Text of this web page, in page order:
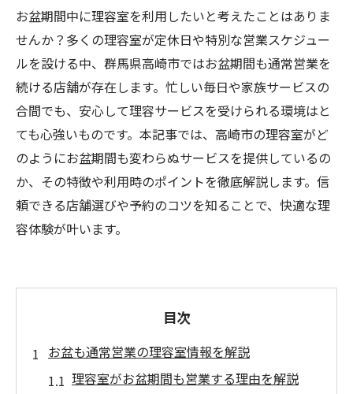
お盆期間中に理容室を利用したいと考えたことはありま
せんか？多くの理容室が定休日や特別な営業スケジュー
ルを設ける中、群馬県高崎市ではお盆期間も通常営業を
続ける店舗が存在します。忙しい毎日や家族サービスの
合間でも、安心して理容サービスを受けられる環境はと
ても心強いものです。本記事では、高崎市の理容室がど
のようにお盆期間も変わらぬサービスを提供しているの
か、その特徴や利用時のポイントを徹底解説します。信
頼できる店舗選びや予約のコツを知ることで、快適な理
容体験が叶います。
目次
お盆も通常営業の理容室情報を解説
理容室がお盆期間も営業する理由を解説